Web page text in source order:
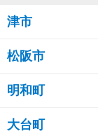
津市
松阪市
明和町
大台町